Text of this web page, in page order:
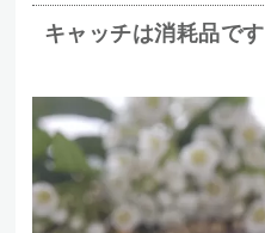
キャッチは消耗品です